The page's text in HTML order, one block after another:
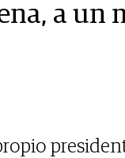
a un